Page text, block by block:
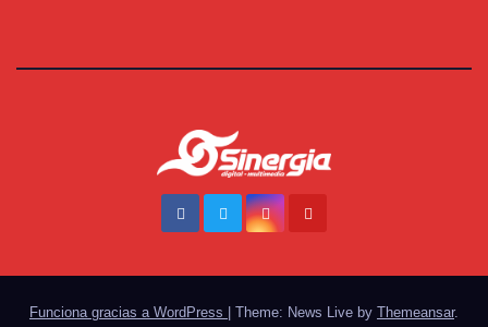
Funciona gracias a WordPress Theme: News Live by Themeansar.